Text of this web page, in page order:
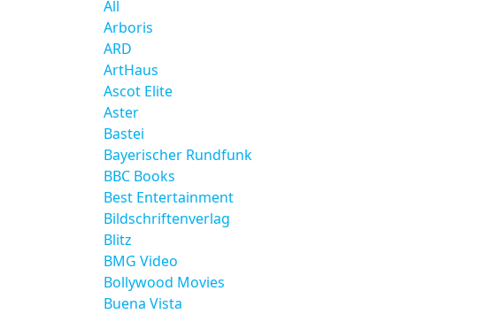
All
Arboris
ARD
ArtHaus
Ascot Elite
Aster
Bastei
Bayerischer Rundfunk
BBC Books
Best Entertainment
Bildschriftenverlag
Blitz
BMG Video
Bollywood Movies
Buena Vista